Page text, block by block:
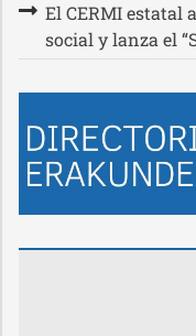
El CERMI estatal
social y lanza el